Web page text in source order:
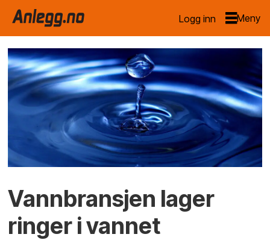
Logg inn
Vannbransjen lager
ringer i vannet